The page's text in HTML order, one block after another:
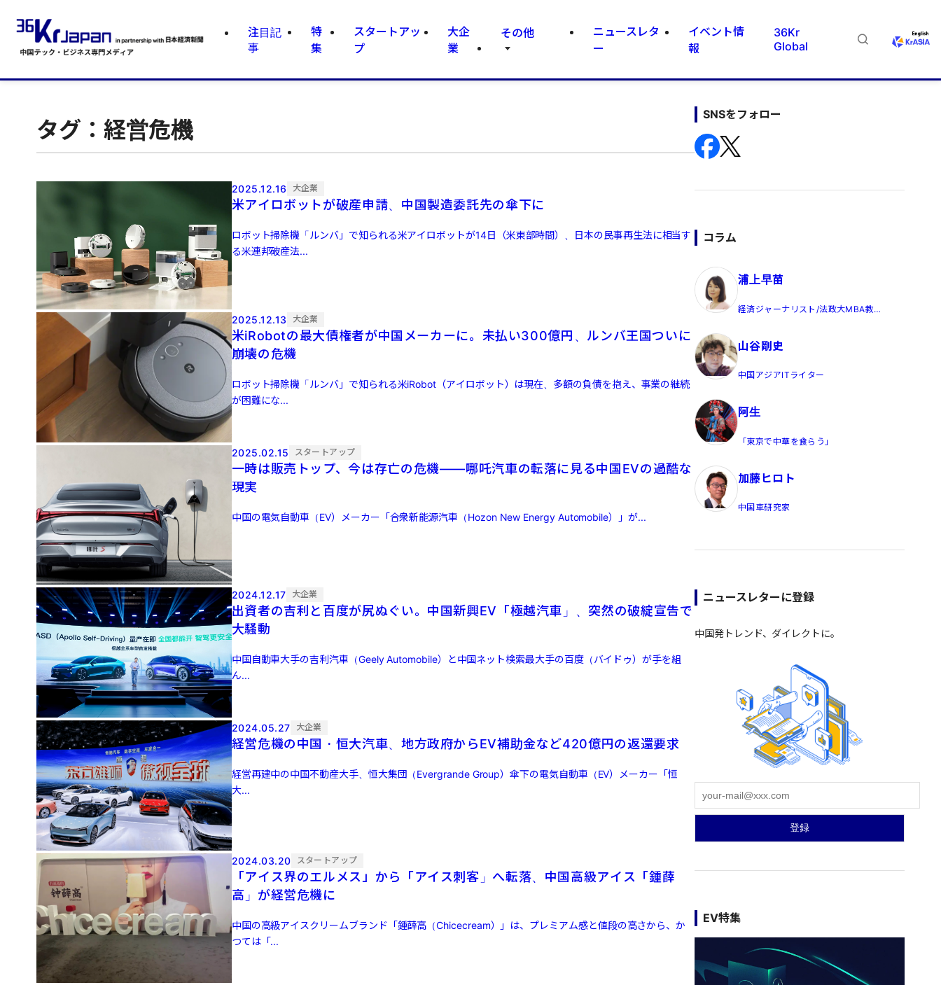
注目記
事
特
集
スタートアッ
プ
大企
業
その他
ニュースレタ
ー
イベント情
報
36Kr
Global
タグ：経営危機
2025.12.16 大企業
米アイロボットが破産申請、中国製造委託先の傘下に
ロボット掃除機「ルンバ」で知られる米アイロボットが14日（米東部時間）、日本の民事再生法に相当す
る米連邦破産法...
2025.12.13 大企業
米iRobotの最大債権者が中国メーカーに。未払い300億円、ルンバ王国ついに
崩壊の危機
ロボット掃除機「ルンバ」で知られる米iRobot（アイロボット）は現在、多額の負債を抱え、事業の継続
が困難にな...
2025.02.15 スタートアップ
一時は販売トップ、今は存亡の危機——哪吒汽車の転落に見る中国EVの過酷な
現実
中国の電気自動車（EV）メーカー「合衆新能源汽車（Hozon New Energy Automobile）」が...
2024.12.17 大企業
出資者の吉利と百度が尻ぬぐい。中国新興EV「極越汽車」、突然の破綻宣告で
大騒動
中国自動車大手の吉利汽車（Geely Automobile）と中国ネット検索最大手の百度（バイドゥ）が手を組
ん...
2024.05.27 大企業
経営危機の中国・恒大汽車、地方政府からEV補助金など420億円の返還要求
経営再建中の中国不動産大手、恒大集団（Evergrande Group）傘下の電気自動車（EV）メーカー「恒
大...
2024.03.20 スタートアップ
「アイス界のエルメス」から「アイス刺客」へ転落、中国高級アイス「鍾薛
高」が経営危機に
中国の高級アイスクリームブランド「鍾薛高（Chicecream）」は、プレミアム感と値段の高さから、か
つては「...
SNSをフォロー
コラム
浦上早苗
経済ジャーナリスト/法政大MBA教
山谷剛史
中国アジアITライター
阿生
「東京で中華を食らう」
加藤ヒロト
中国車研究家
ニュースレターに登録
中国発トレンド、ダイレクトに。
EV特集